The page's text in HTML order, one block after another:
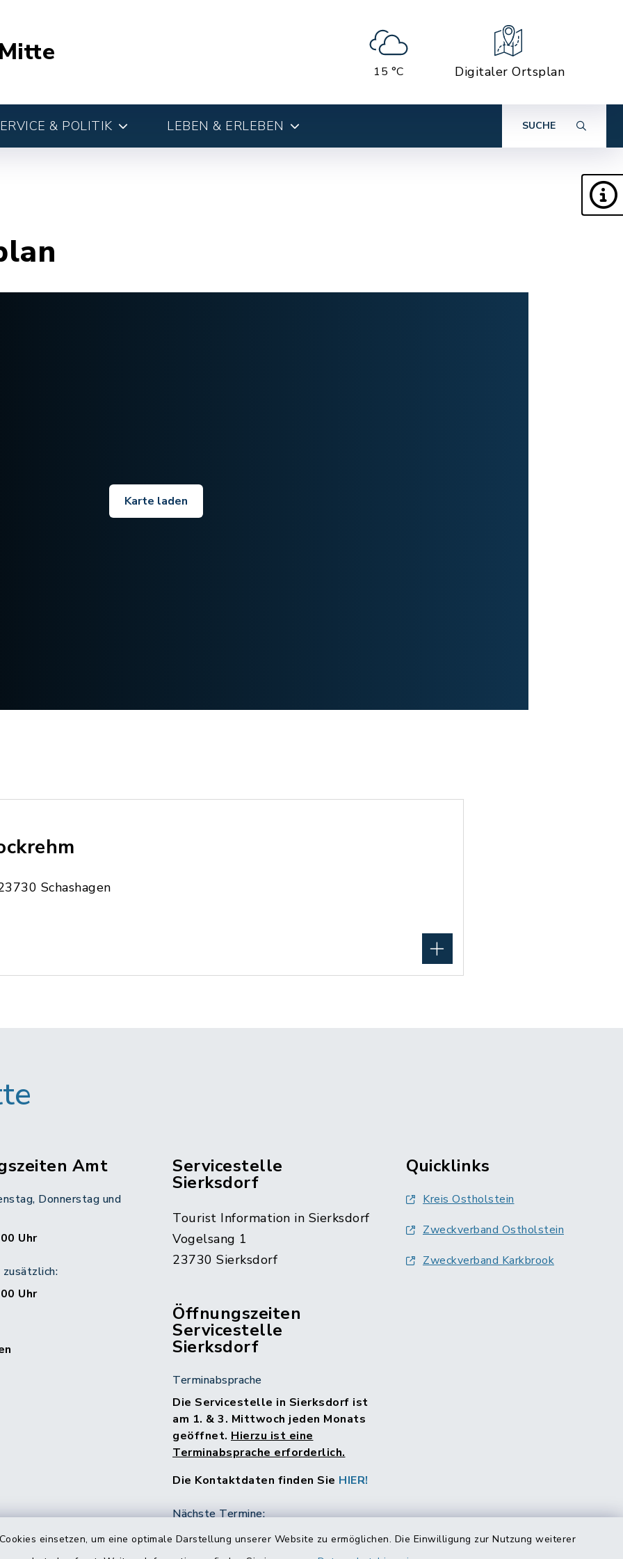
einsetzen, um eine optimale Darstellung unserer Website zu ermöglichen. Die Einwilligung zur Nutzung weiterer
15 °C Digitaler Ortsplan
& POLITIK LEBEN & ERLEBEN SUCHE
Karte laden
Schashagen
Amt
Donnerstag und
Uhr
Uhr
Servicestelle
Sierksdorf
Tourist Information in Sierksdorf
Vogelsang 1
23730 Sierksdorf
Öffnungszeiten
Servicestelle
Sierksdorf
Terminabsprache
Die Servicestelle in Sierksdorf ist
am 1. & 3. Mittwoch jeden Monats
geöffnet. Hierzu ist eine
Terminabsprache erforderlich.
Die Kontaktdaten finden Sie HIER!
Nächste Termine:
15.07.2026
Quicklinks
Kreis Ostholstein
Zweckverband Ostholstein
Zweckverband Karkbrook